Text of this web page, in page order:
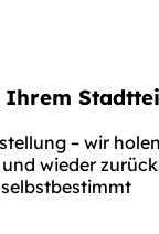
Ihrem
– wir
wieder